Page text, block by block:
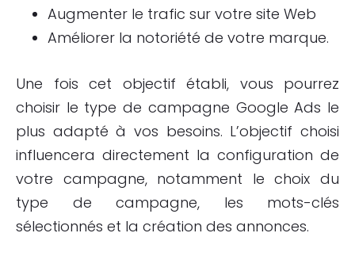
Augmenter le trafic sur votre site Web
Améliorer la notoriété de votre marque.
Une fois cet objectif établi, vous pourrez
choisir le type de campagne Google Ads le
plus adapté à vos besoins. L’objectif choisi
influencera directement la configuration de
votre campagne, notamment le choix du
type de campagne, les mots-clés
sélectionnés et la création des annonces.